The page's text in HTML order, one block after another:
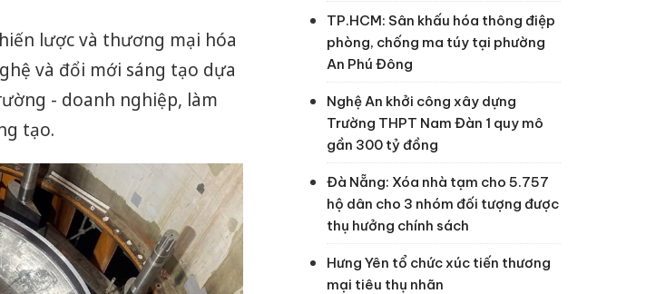
lược và thương mại hóa
và đổi mới sáng tạo dựa
- doanh nghiệp, làm
tạo.
TP.HCM: Sân khấu hóa thông điệp
phòng, chống ma túy tại phường
An Phú Đông
Nghệ An khởi công xây dựng
Trường THPT Nam Đàn 1 quy mô
gần 300 tỷ đồng
Đà Nẵng: Xóa nhà tạm cho 5.757
hộ dân cho 3 nhóm đối tượng được
thụ hưởng chính sách
Hưng Yên tổ chức xúc tiến thương
mại tiêu thụ nhãn